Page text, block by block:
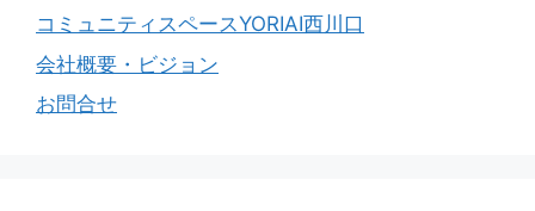
コミュニティスペースYORIAI西川口
会社概要・ビジョン
お問合せ